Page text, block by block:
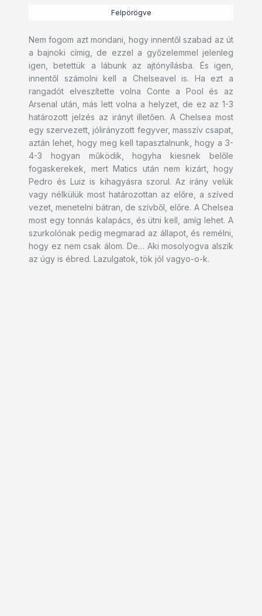
Felpörögve
Nem fogom azt mondani, hogy innentől szabad az út
a bajnoki címig, de ezzel a győzelemmel jelenleg
igen, betettük a lábunk az ajtónyílásba. És igen,
innentől számolni kell a Chelseavel is. Ha ezt a
rangadót elveszítette volna Conte a Pool és az
Arsenal után, más lett volna a helyzet, de ez az 1-3
határozott jelzés az irányt illetően. A Chelsea most
egy szervezett, jólirányzott fegyver, masszív csapat,
aztán lehet, hogy meg kell tapasztalnunk, hogy a 3-
4-3 hogyan működik, hogyha kiesnek belőle
fogaskerekek, mert Matics után nem kizárt, hogy
Pedro és Luiz is kihagyásra szorul. Az irány velük
vagy nélkülük most határozottan az előre, a szíved
vezet, menetelni bátran, de szívből, előre. A Chelsea
most egy tonnás kalapács, és ütni kell, amíg lehet. A
szurkolónak pedig megmarad az állapot, és remélni,
hogy ez nem csak álom. De… Aki mosolyogva alszik
az úgy is ébred. Lazulgatok, tök jól vagyo-o-k.